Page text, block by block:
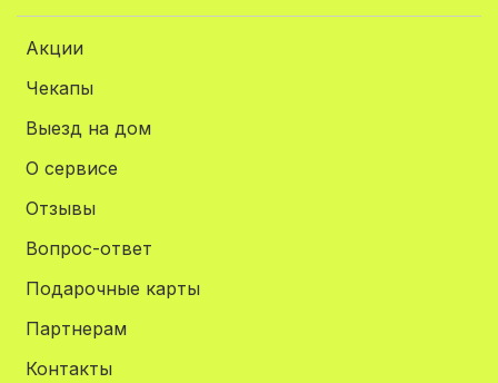
Акции
Чекапы
Выезд на дом
О сервисе
Отзывы
Вопрос-ответ
Подарочные карты
Партнерам
Контакты